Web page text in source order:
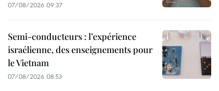
07/08/2026 09:37
Semi-conducteurs : l’expérience
israélienne, des enseignements pour
le Vietnam
07/08/2026 08:53